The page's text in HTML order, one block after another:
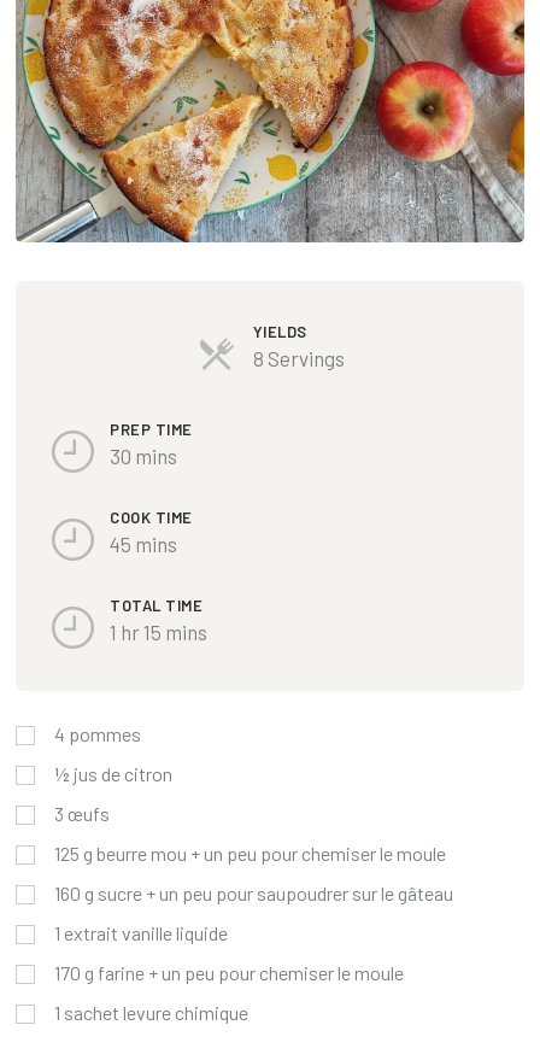
YIELDS
8 Servings
PREP TIME
30 mins
COOK TIME
45 mins
TOTAL TIME
1 hr 15 mins
4 pommes
½ jus de citron
3 œufs
125 g beurre mou + un peu pour chemiser le moule
160 g sucre + un peu pour saupoudrer sur le gâteau
1 extrait vanille liquide
170 g farine + un peu pour chemiser le moule
1 sachet levure chimique